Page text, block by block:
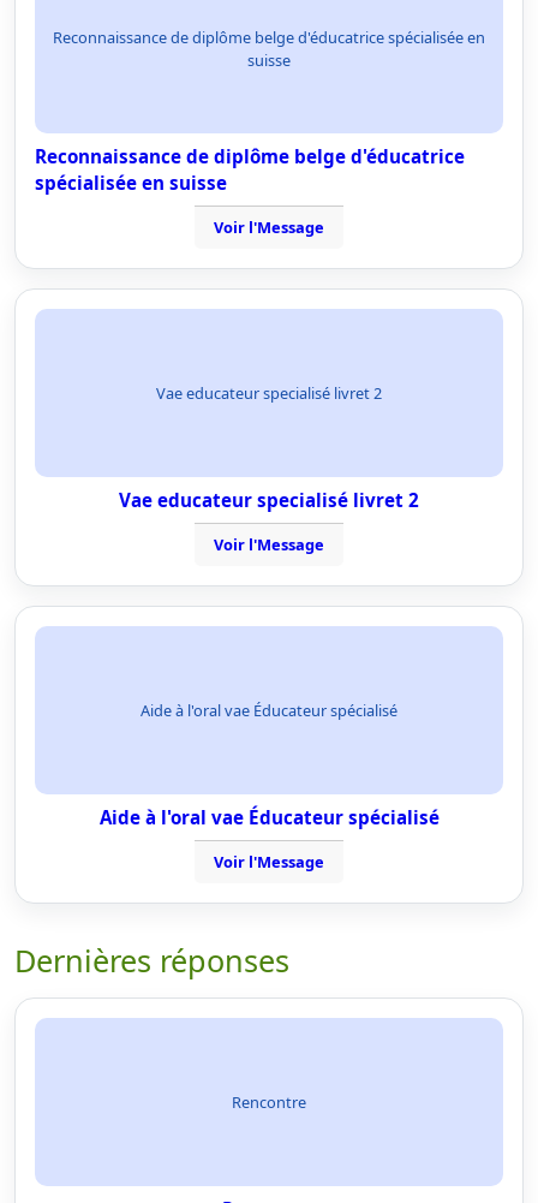
Reconnaissance de diplôme belge d'éducatrice spécialisée en
suisse
Reconnaissance de diplôme belge d'éducatrice
spécialisée en suisse
Voir l'Message
Vae educateur specialisé livret 2
Vae educateur specialisé livret 2
Voir l'Message
Aide à l'oral vae Éducateur spécialisé
Aide à l'oral vae Éducateur spécialisé
Voir l'Message
Dernières réponses
Rencontre